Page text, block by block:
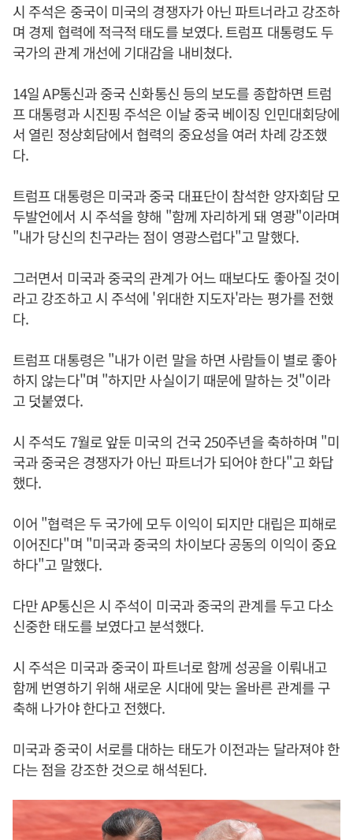
시 주석은 중국이 미국의 경쟁자가 아닌 파트너라고 강조하
며 경제 협력에 적극적 태도를 보였다. 트럼프 대통령도 두
국가의 관계 개선에 기대감을 내비쳤다.
14일 AP통신과 중국 신화통신 등의 보도를 종합하면 트럼
프 대통령과 시진핑 주석은 이날 중국 베이징 인민대회당에
서 열린 정상회담에서 협력의 중요성을 여러 차례 강조했
다.
트럼프 대통령은 미국과 중국 대표단이 참석한 양자회담 모
두발언에서 시 주석을 향해 "함께 자리하게 돼 영광"이라며
"내가 당신의 친구라는 점이 영광스럽다"고 말했다.
그러면서 미국과 중국의 관계가 어느 때보다도 좋아질 것이
라고 강조하고 시 주석에 '위대한 지도자'라는 평가를 전했
다.
트럼프 대통령은 "내가 이런 말을 하면 사람들이 별로 좋아
하지 않는다"며 "하지만 사실이기 때문에 말하는 것"이라
고 덧붙였다.
시 주석도 7월로 앞둔 미국의 건국 250주년을 축하하며 "미
국과 중국은 경쟁자가 아닌 파트너가 되어야 한다"고 화답
했다.
이어 "협력은 두 국가에 모두 이익이 되지만 대립은 피해로
이어진다"며 "미국과 중국의 차이보다 공동의 이익이 중요
하다"고 말했다.
다만 AP통신은 시 주석이 미국과 중국의 관계를 두고 다소
신중한 태도를 보였다고 분석했다.
시 주석은 미국과 중국이 파트너로 함께 성공을 이뤄내고
함께 번영하기 위해 새로운 시대에 맞는 올바른 관계를 구
축해 나가야 한다고 전했다.
미국과 중국이 서로를 대하는 태도가 이전과는 달라져야 한
다는 점을 강조한 것으로 해석된다.